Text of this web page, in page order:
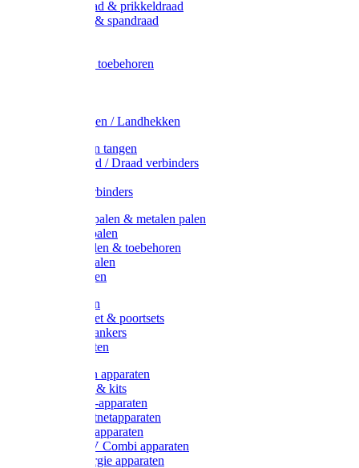
Metaal draad & prikkeldraad
Binddraad & spandraad
Afrasternet toebehoren
Weidehekken / Landhekken
Spanners en tangen
Lint / Koord / Draad verbinders
Litzclip verbinders
Recycling palen & metalen palen
Kunststof palen
T-Post t-palen & toebehoren
Glasfiber palen
Houten palen
Poortgrepen
Doorgangset & poortsets
Poortgreepankers
Weidepoorten
Onderdelen apparaten
Starter sets & kits
9V Batterij-apparaten
230V Lichtnetapparaten
12V Accu-apparaten
230V / 12V Combi apparaten
Zonne-energie apparaten